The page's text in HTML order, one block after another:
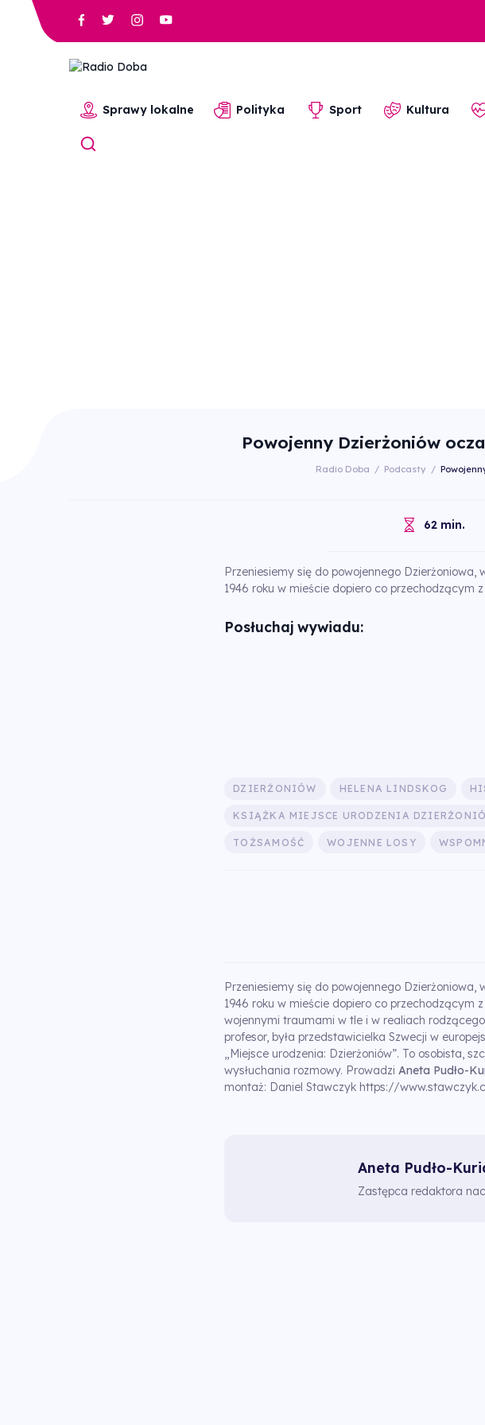
Sprawy lokalne Polityka Sport Kultura
Powojenny Dzierżoniów
Radio Doba / Podcasty /
62 min.
Przeniesiemy się do powojennego
1946 roku w mieście dopiero co przechodzącym
Posłuchaj wywiadu:
DZIERŻONIÓW HELENA LINDSKOG
KSIĄŻKA MIEJSCE URODZENIA
TOŻSAMOŚĆ WOJENNE LOSY
Przeniesiemy się do powojennego
1946 roku w mieście dopiero co przechodzącym
wojennymi traumami w tle i w realiach
profesor, była przedstawicielka Szwecji w
„Miejsce urodzenia: Dzierżoniów”. To osobista,
wysłuchania rozmowy. Prowadzi Aneta Pudło-
montaż: Daniel Stawczyk https://
Aneta Pudło-
Zastępca redaktora